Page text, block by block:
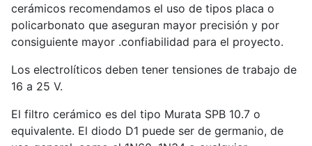
cerámicos recomendamos el uso de tipos placa o
policarbonato que aseguran mayor precisión y por
consiguiente mayor .confiabilidad para el proyecto.
Los electrolíticos deben tener tensiones de trabajo de
16 a 25 V.
El filtro cerámico es del tipo Murata SPB 10.7 o
equivalente. El diodo D1 puede ser de germanio, de